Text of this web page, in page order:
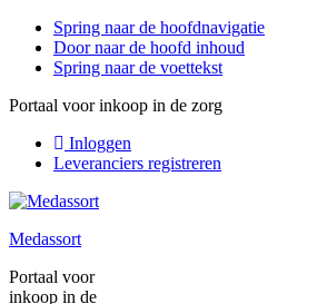
Spring naar de hoofdnavigatie
Door naar de hoofd inhoud
Spring naar de voettekst
Portaal voor inkoop in de zorg
Inloggen
Leveranciers registreren
Medassort
Portaal voor
inkoop in de